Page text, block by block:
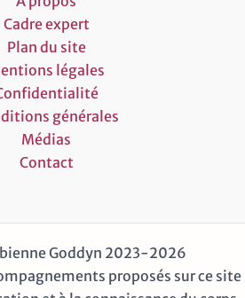
Cadre expert
Plan du site
légales
générales
Médias
Contact
Goddyn 2023-2026
proposés sur ce site